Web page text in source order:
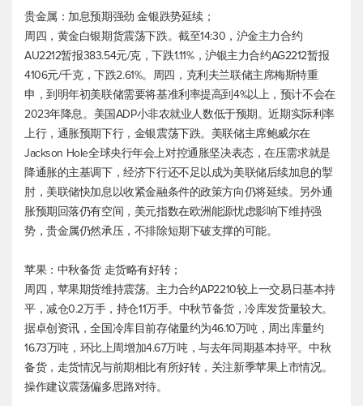
贵金属：加息预期强劲 金银跌势延续；
周四，黄金白银期货震荡下跌。截至14:30，沪金主力合约
AU2212暂报383.54元/克，下跌1.11%，沪银主力合约AG2212暂报
4106元/千克，下跌2.61%。周四，克利夫兰联储主席梅斯特重
申，到明年初美联储需要将基准利率提高到4%以上，预计不会在
2023年降息。美国ADP小非农就业人数低于预期。近期实际利率
上行，通胀预期下行，金银震荡下跌。美联储主席鲍威尔在
Jackson Hole全球央行年会上对控通胀坚决表态，在压需求就是
降通胀的主基调下，经济下行还不足以成为美联储后续加息的掣
肘，美联储快加息以收紧金融条件的政策方向仍将延续。另外通
胀预期回落仍有空间， 美元指数在欧洲能源忧虑影响下维持强
势，贵金属仍然承压，不排除短期下破支撑的可能。
苹果：中秋备货 走货略有好转；
周四，苹果期货维持震荡。主力合约AP2210较上一交易日基本持
平，减仓0.2万手，持仓11万手。中秋节备货，冷库发货量较大。
据卓创资讯，全国冷库目前存储量约为46.10万吨，周出库量约
16.73万吨，环比上周增加4.67万吨，与去年同期基本持平。中秋
备货，走货情况与前期相比有所好转，关注新季苹果上市情况。
操作建议震荡偏多思路对待。